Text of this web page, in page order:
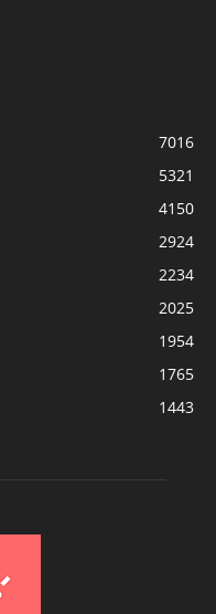
7016
5321
4150
2924
2234
2025
1954
1765
1443